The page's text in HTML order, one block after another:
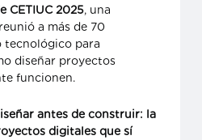
CETIUC 2025, una
a más de 70
tecnológico para
diseñar proyectos
funcionen.
antes de construir: la
digitales que sí